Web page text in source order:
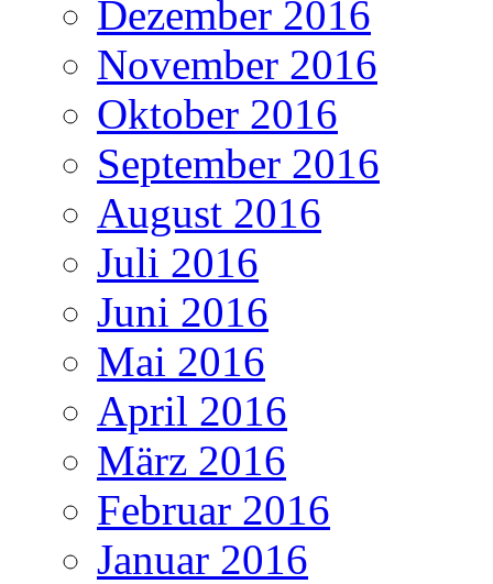
Dezember 2016
November 2016
Oktober 2016
September 2016
August 2016
Juli 2016
Juni 2016
Mai 2016
April 2016
März 2016
Februar 2016
Januar 2016